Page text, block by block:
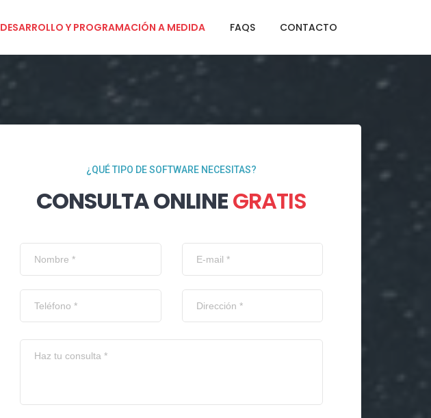
DESARROLLO Y PROGRAMACIÓN A MEDIDA FAQS CONTACTO
¿QUÉ TIPO DE SOFTWARE NECESITAS?
CONSULTA ONLINEGRATIS